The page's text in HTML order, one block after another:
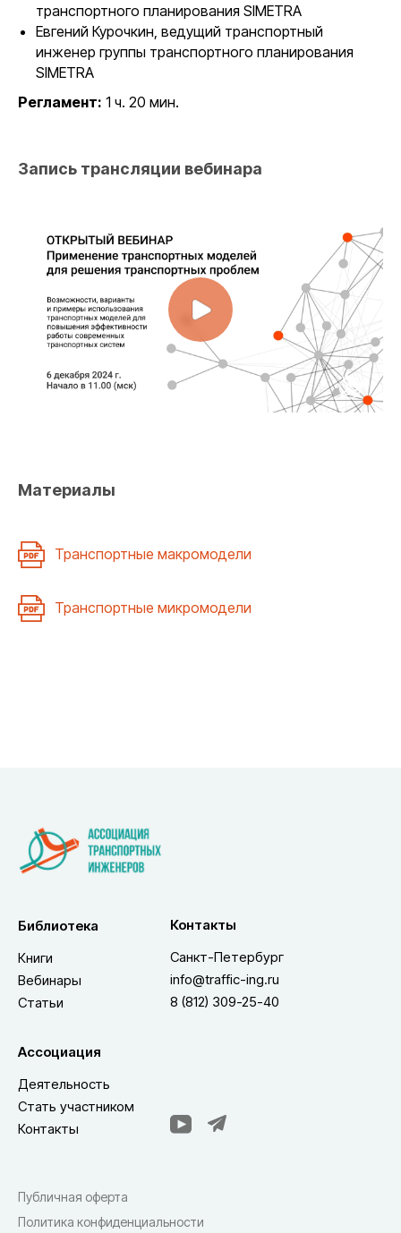
транспортного планирования SIMETRA
Евгений Курочкин, ведущий транспортный
инженер группы транспортного планирования
SIMETRA
Регламент: 1 ч. 20 мин.
Запись трансляции вебинара
Материалы
Транспортные макромодели
Транспортные микромодели
Политика конфиденциальности
Публичная оферта
Санкт-Петербург
info@traffic-ing.ru
8 (812) 309-25-40
Деятельность
Стать участником
Контакты
Книги
Вебинары
Статьи
Ассоциация
Контакты
Библиотека